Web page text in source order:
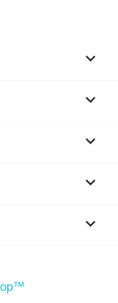



keyboard_arrow_down
